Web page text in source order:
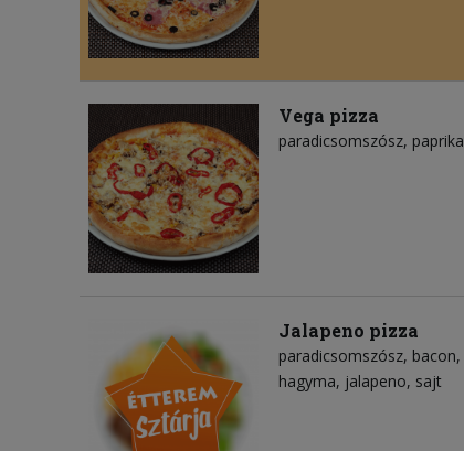
Vega pizza
paradicsomszósz paprika
Jalapeno pizza
paradicsomszósz bacon
hagyma jalapeno sajt